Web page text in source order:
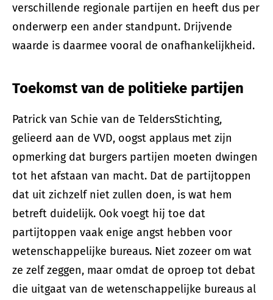
verschillende regionale partijen en heeft dus per
onderwerp een ander standpunt. Drijvende
waarde is daarmee vooral de onafhankelijkheid.
Toekomst van de politieke partijen
Patrick van Schie van de TeldersStichting,
gelieerd aan de VVD, oogst applaus met zijn
opmerking dat burgers partijen moeten dwingen
tot het afstaan van macht. Dat de partijtoppen
dat uit zichzelf niet zullen doen, is wat hem
betreft duidelijk. Ook voegt hij toe dat
partijtoppen vaak enige angst hebben voor
wetenschappelijke bureaus. Niet zozeer om wat
ze zelf zeggen, maar omdat de oproep tot debat
die uitgaat van de wetenschappelijke bureaus al